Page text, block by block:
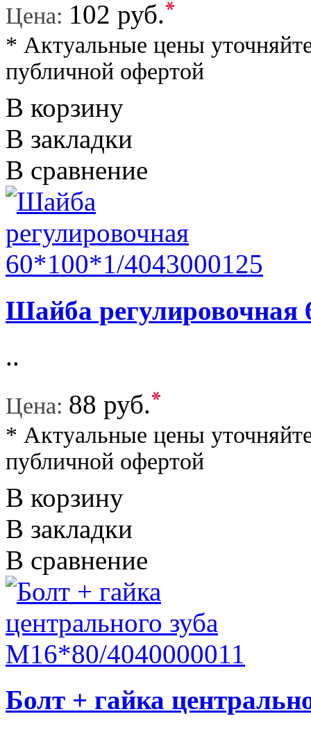
Цена: 102 руб.*
* Актуальные цены
публичной офертой
В корзину
В закладки
В сравнение
Шайба регулировочная
..
Цена: 88 руб.*
* Актуальные цены
публичной офертой
В корзину
В закладки
В сравнение
Болт + гайка